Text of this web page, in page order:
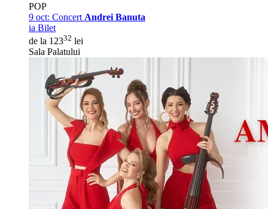
POP
9 oct: Concert Andrei Banuta
ia Bilet
de la 12332 lei
Sala Palatului